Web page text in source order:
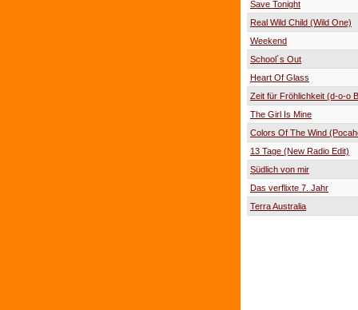
Save Tonight
Real Wild Child (Wild One)
Weekend
School´s Out
Heart Of Glass
Zeit für Fröhlichkeit (d-o-o
The Girl Is Mine
Colors Of The Wind
13 Tage (New Radio Edit)
Südlich von mir
Das verflixte 7. Jahr
Terra Australia